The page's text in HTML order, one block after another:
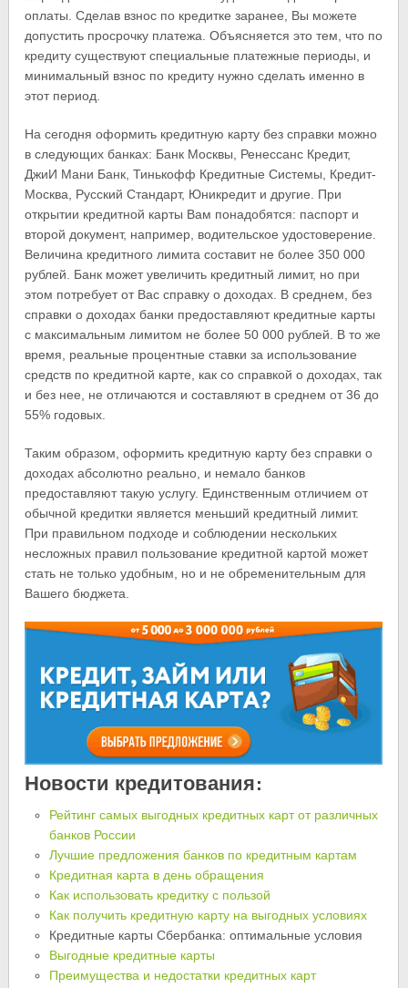
оплаты. Сделав взнос по кредитке заранее, Вы можете
допустить просрочку платежа. Объясняется это тем, что по
кредиту существуют специальные платежные периоды, и
минимальный взнос по кредиту нужно сделать именно в
этот период.
На сегодня оформить кредитную карту без справки можно
в следующих банках: Банк Москвы, Ренессанс Кредит,
ДжиИ Мани Банк, Тинькофф Кредитные Системы, Кредит-
Москва, Русский Стандарт, Юникредит и другие. При
открытии кредитной карты Вам понадобятся: паспорт и
второй документ, например, водительское удостоверение.
Величина кредитного лимита составит не более 350 000
рублей. Банк может увеличить кредитный лимит, но при
этом потребует от Вас справку о доходах. В среднем, без
справки о доходах банки предоставляют кредитные карты
с максимальным лимитом не более 50 000 рублей. В то же
время, реальные процентные ставки за использование
средств по кредитной карте, как со справкой о доходах, так
и без нее, не отличаются и составляют в среднем от 36 до
55% годовых.
Таким образом, оформить кредитную карту без справки о
доходах абсолютно реально, и немало банков
предоставляют такую услугу. Единственным отличием от
обычной кредитки является меньший кредитный лимит.
При правильном подходе и соблюдении нескольких
несложных правил пользование кредитной картой может
стать не только удобным, но и не обременительным для
Вашего бюджета.
Новости кредитования:
Рейтинг самых выгодных кредитных карт от различных
банков России
Лучшие предложения банков по кредитным картам
Кредитная карта в день обращения
Как использовать кредитку с пользой
Как получить кредитную карту на выгодных условиях
Кредитные карты Сбербанка: оптимальные условия
Выгодные кредитные карты
Преимущества и недостатки кредитных карт